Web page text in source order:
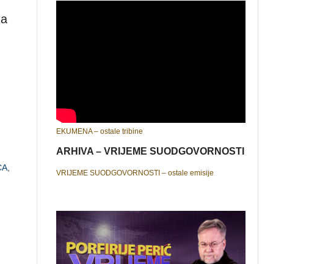
EKUMENA – ostale tribine
ARHIVA – VRIJEME SUODGOVORNOSTI
VRIJEME SUODGOVORNOSTI – ostale emisije